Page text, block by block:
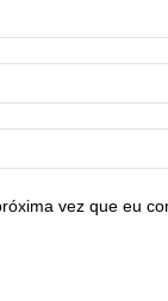
vez que eu